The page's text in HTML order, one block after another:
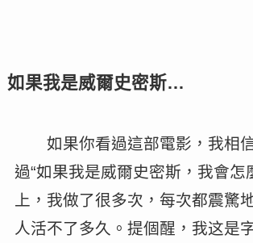
如果我是威爾史密斯…
如果你看過這部電影，我相
過“如果我是威爾史密斯，我會怎
上，我做了很多次，每次都震驚
人活不了多久。提個醒，我这是